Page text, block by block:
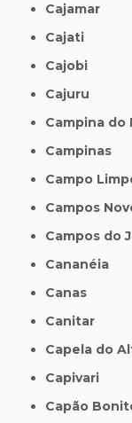
Cajamar
Cajati
Cajobi
Cajuru
Campina
Campinas
Campo
Campos
Campos do
Cananéia
Canas
Canitar
Capela do
Capivari
Capão